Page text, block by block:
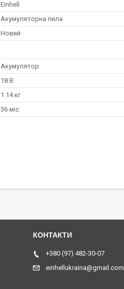
Einhell
Акумуляторна пила
Новий
Акумулятор
18 В
1.14 кг
36 міс
+380 (97) 482-30-07
einhellukraina@gmail.com